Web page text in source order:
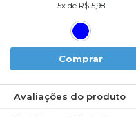
5x de R$ 5,98
Comprar
Avaliações do produto